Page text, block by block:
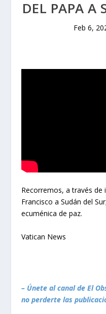
DEL PAPA A
Feb 6,
Recorremos, a través de
Francisco a Sudán del
ecuménica de paz.
Vatican News
– Únete al canal de El
no perderte las